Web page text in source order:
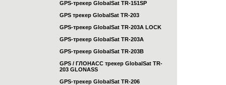
GPS-трекер GlobalSat TR-151SP
GPS трекер GlobalSat TR-203
GPS-трекер GlobalSat TR-203А LOCK
GPS-трекер GlobalSat TR-203А
GPS-трекер GlobalSat TR-203B
GPS / ГЛОНАСС трекер GlobalSat TR-
203 GLONASS
GPS-трекер GlobalSat TR-206